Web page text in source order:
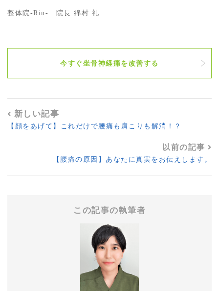
整体院-Rin- 院長 綿村 礼
今すぐ坐骨神経痛を改善する
新しい記事
【顔をあげて】これだけで腰痛も肩こりも解消！？
以前の記事
【腰痛の原因】あなたに真実をお伝えします。
この記事の執筆者